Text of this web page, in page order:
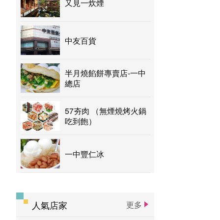
又見一炊煙
中友百貨
半月燒餡餅專賣店-一中
總店
57夯肉 （無煙燒烤火鍋
吃到飽）
一中豐仁冰
人氣店家 更多